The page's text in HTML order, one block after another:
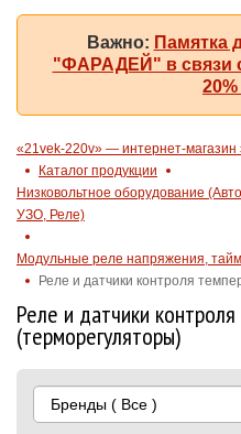
Важно: Памятка
"ФАРАДЕЙ" в связи
20%
«21vek-220v» — интернет-магазин
Каталог продукции
Низковольтное оборудование
УЗО, Реле)
Модульные реле напряжения,
Реле и датчики контроля
Реле и датчики
(терморегуляторы)
Бренды ( Все )